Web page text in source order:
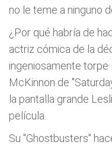
no le teme a ninguno
¿Por qué habría de
actriz cómica de la
ingeniosamente torpe
McKinnon de
la pantalla grande
película.
Su "Ghostbusters"